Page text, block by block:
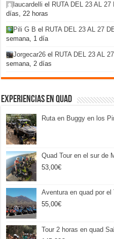
laucardelli el RUTA DEL 23 AL
días, 22 horas
Pili G B el RUTA DEL 23 AL 27
semana, 1 día
Jorgecar26 el RUTA DEL 23 AL
semana, 2 días
Experiencias en Quad
Ruta en Buggy en los
Quad Tour en el sur de
53,00€
Aventura en quad por el
55,00€
Tour 2 horas en quad